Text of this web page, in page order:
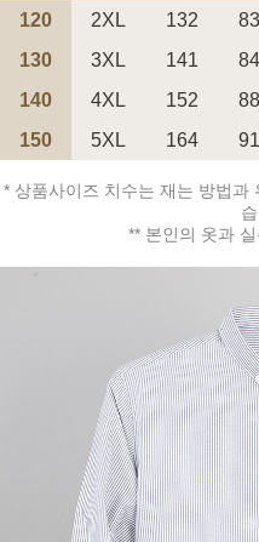
120 2XL 132 83
130
3XL 141 84
140
4XL 152 88
150
5XL 164 91
* 상품사이즈 치수는 재는 방법과
** 본인의 옷과